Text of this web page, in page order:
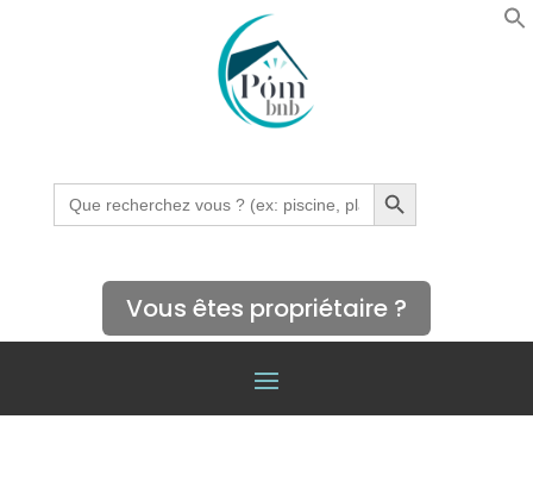
Search
for:
Search Button
Vous êtes propriétaire ?